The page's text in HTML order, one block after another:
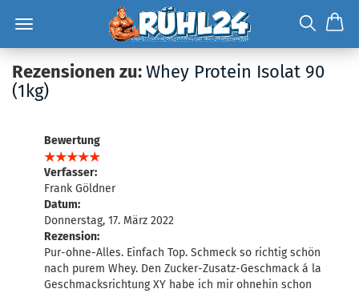
Rezensionen zu:Whey Protein Isolat 90
(1kg)
Bewertung
Verfasser:
Frank Göldner
Datum:
Donnerstag, 17. März 2022
Rezension:
Pur-ohne-Alles. Einfach Top. Schmeck so richtig schön
nach purem Whey. Den Zucker-Zusatz-Geschmack á la
Geschmacksrichtung XY habe ich mir ohnehin schon